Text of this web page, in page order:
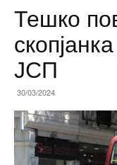
Тешко
ЈСП
30/03/2024